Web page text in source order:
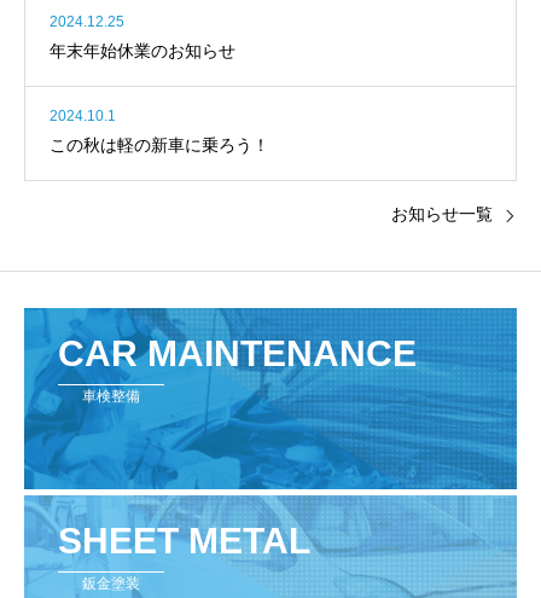
2024.12.25
年末年始休業のお知らせ
2024.10.1
この秋は軽の新車に乗ろう！
お知らせ一覧
CAR MAINTENANCE
車検整備
SHEET METAL
鈑金塗装